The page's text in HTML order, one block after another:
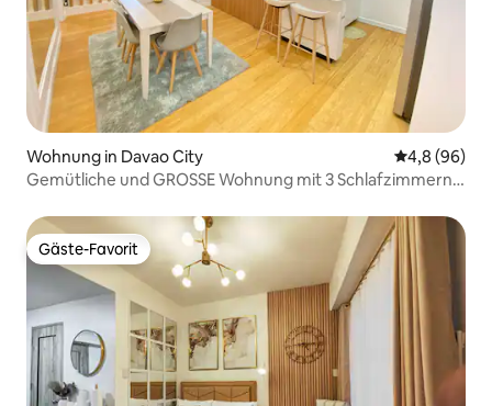
Wohnung in Davao City
4,8 (96)
Gemütliche und GROSSE Wohnung mit 3 Schlafzimmern
Gäste-Favorit
Gäste-Favorit